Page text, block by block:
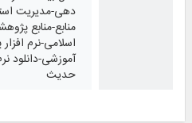
دهی-مدیریت
منابع-منابع
اسلامی-نرم
آموزشی-دانلود
حدیث